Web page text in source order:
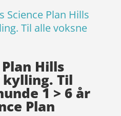
Science Plan Hills
Til alle voksne
Hills
Til
1 > 6 år
Plan